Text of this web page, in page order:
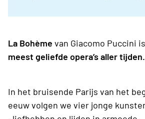
La Bohème van Giacomo Puccini is
meest geliefde opera’s aller tijden.
In het bruisende Parijs van het
eeuw volgen we vier jonge